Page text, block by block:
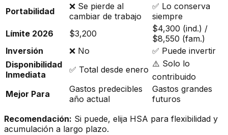
Portabilidad
❌ Se pierde al
cambiar de trabajo
✅ Lo conserva
siempre
Límite 2026
$3,200
$4,300 (ind.) /
$8,550 (fam.)
Inversión
❌ No
✅ Puede invertir
Disponibilidad
Inmediata
✅ Total desde enero
⚠️ Solo lo
contribuido
Mejor Para
Gastos predecibles
año actual
Gastos grandes
futuros
Recomendación: Si puede, elija HSA para flexibilidad y
acumulación a largo plazo.